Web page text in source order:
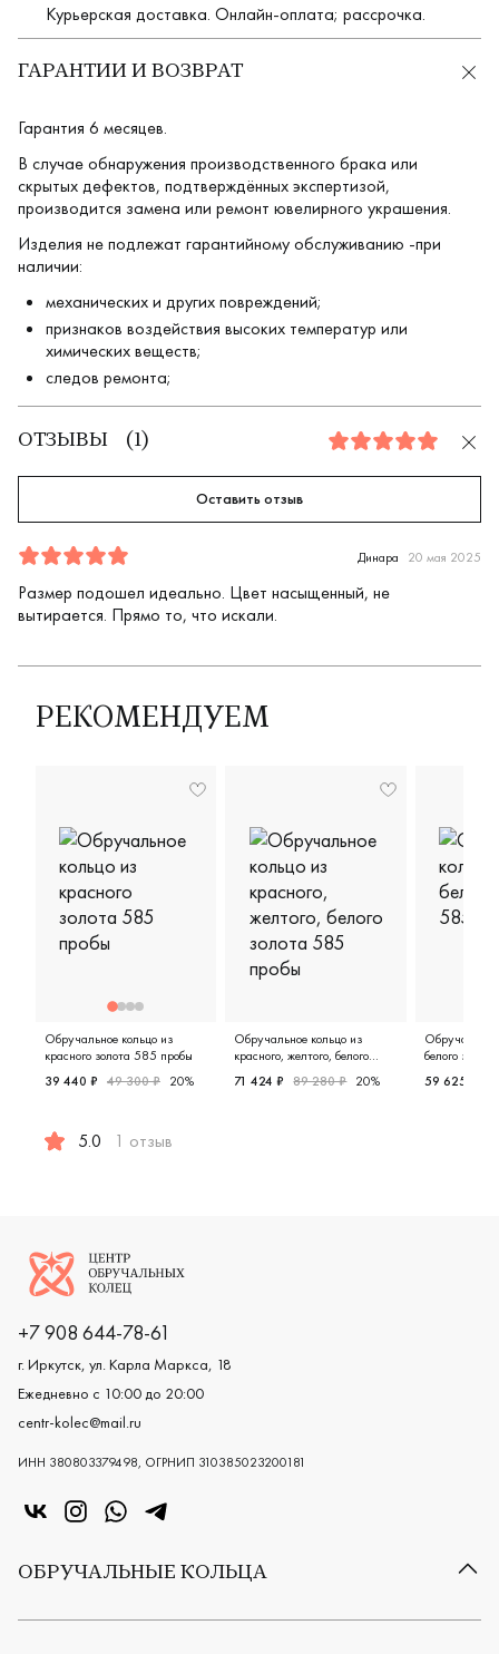
Курьерская доставка. Онлайн-оплата; рассрочка.
ГАРАНТИИ И ВОЗВРАТ
Гарантия 6 месяцев.
В случае обнаружения производственного брака или
скрытых дефектов, подтверждённых экспертизой,
производится замена или ремонт ювелирного украшения.
Изделия не подлежат гарантийному обслуживанию -при
наличии:
механических и других повреждений;
признаков воздействия высоких температур или
химических веществ;
следов ремонта;
ОТЗЫВЫ ( 1) 5.0
Оставить отзыв
Отзыв
1
5.0
5 Динара 20 мая 2025
Размер подошел идеально. Цвет насыщенный, не
вытирается. Прямо то, что искали.
РЕКОМЕНДУЕМ
Обручальное кольцо из
красного золота 585 пробы
39 440 ₽ 49 300 ₽ 20%
5.0 1 отзыв
Обручальное кольцо из
красного, желтого, белого
золота 585 пробы
71 424 ₽ 89 280 ₽ 20%
белого
59 625 ₽
Логотип компании
+7 908 644-78-61
г. Иркутск, ул. Карла Маркса, 18
Ежедневно с 10:00 до 20:00
centr-kolec@mail.ru
ИНН 380803379498, ОГРНИП 310385023200181
«Центр колец» в VK
«Центр колец» в Instagram
«Центр колец» в Whatsapp
«Центр колец» в Telegram
ОБРУЧАЛЬНЫЕ КОЛЬЦА
Все обручальные кольца